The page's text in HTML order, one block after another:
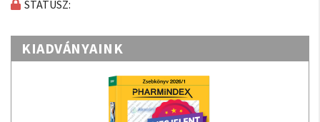
STÁTUSZ:
KIADVÁNYAINK